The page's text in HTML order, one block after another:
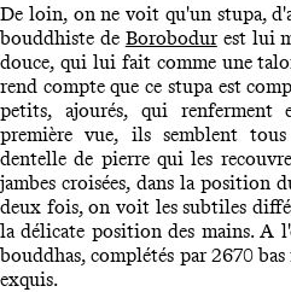
De loin, on ne voit qu'un stupa,
bouddhiste de Borobodurest lui
douce, qui lui fait comme une
rend compte que ce stupa est
petits, ajourés, qui renferment
première vue, ils semblent
dentelle de pierre qui les
jambes croisées, dans la position
deux fois, on voit les subtiles
la délicate position des mains. A
bouddhas, complétés par 2670
exquis.